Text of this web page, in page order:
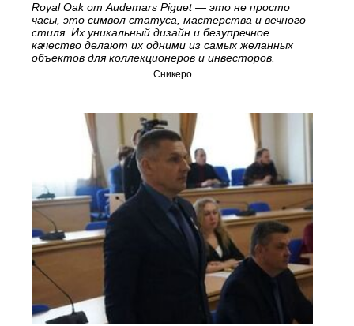
Royal Oak от Audemars Piguet — это не просто
часы, это символ статуса, мастерства и вечного
стиля. Их уникальный дизайн и безупречное
качество делают их одними из самых желанных
объектов для коллекционеров и инвесторов.
Сникеро